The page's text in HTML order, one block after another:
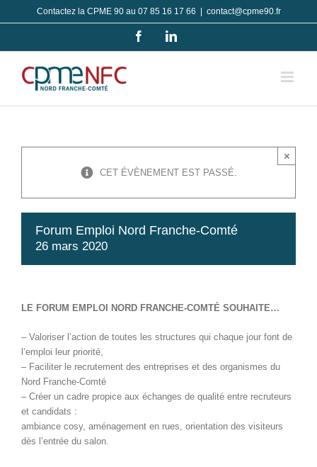
au
Contactez la CPME 90 au 07 85 16 17 66 contact@cpme90.fr
FacebookLinkedIn
CET ÉVÈNEMENT EST PASSÉ.
×
Forum Emploi Nord Franche-Comté
26 mars 2020
LE FORUM EMPLOI NORD FRANCHE-COMTÉ SOUHAITE…
– Valoriser l’action de toutes les structures qui chaque jour font de
l’emploi leur priorité,
– Faciliter le recrutement des entreprises et des organismes du
Nord Franche-Comté
– Créer un cadre propice aux échanges de qualité entre recruteurs
et candidats :
ambiance cosy, aménagement en rues, orientation des visiteurs
dès l’entrée du salon.